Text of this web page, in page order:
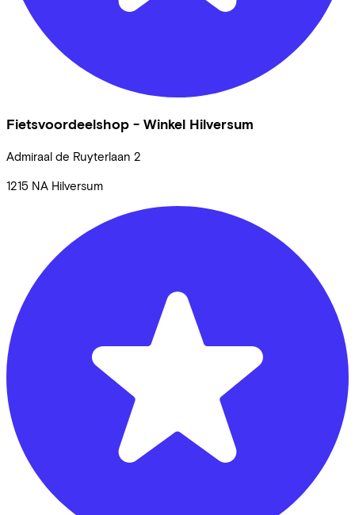
Fietsvoordeelshop - Winkel Hilversum
Admiraal de Ruyterlaan 2
1215 NA Hilversum